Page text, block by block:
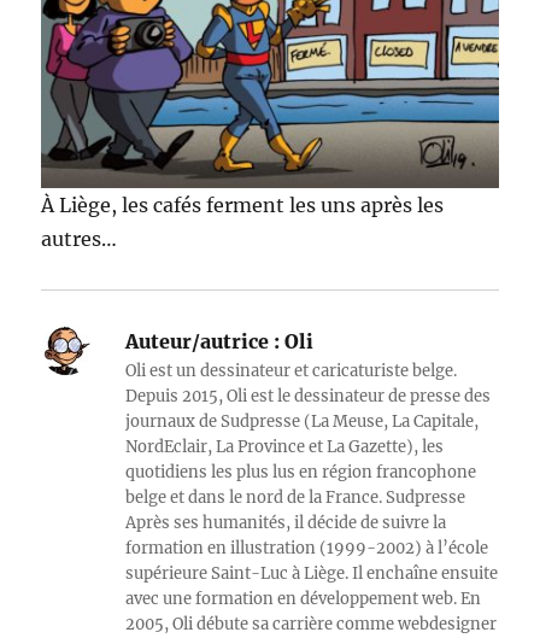
À Liège, les cafés ferment les uns après les
autres…
Auteur/autrice : Oli
Oli est un dessinateur et caricaturiste belge.
Depuis 2015, Oli est le dessinateur de presse des
journaux de Sudpresse (La Meuse, La Capitale,
NordEclair, La Province et La Gazette), les
quotidiens les plus lus en région francophone
belge et dans le nord de la France. Sudpresse
Après ses humanités, il décide de suivre la
formation en illustration (1999-2002) à l’école
supérieure Saint-Luc à Liège. Il enchaîne ensuite
avec une formation en développement web. En
2005, Oli débute sa carrière comme webdesigner